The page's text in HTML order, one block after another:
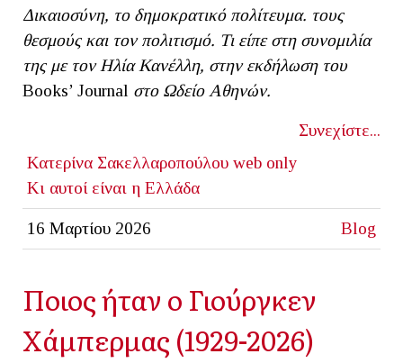
Δικαιοσύνη, το δημοκρατικό πολίτευμα. τους
θεσμούς και τον πολιτισμό. Τι είπε στη συνομιλία
της με τον Ηλία Κανέλλη, στην εκδήλωση του
Βοοks’ Journal στο Ωδείο Αθηνών.
Συνεχίστε...
Κατερίνα Σακελλαροπούλου web only
Κι αυτοί είναι η Ελλάδα
16 Μαρτίου 2026 Blog
Ποιος ήταν ο Γιούργκεν
Χάμπερμας (1929-2026)